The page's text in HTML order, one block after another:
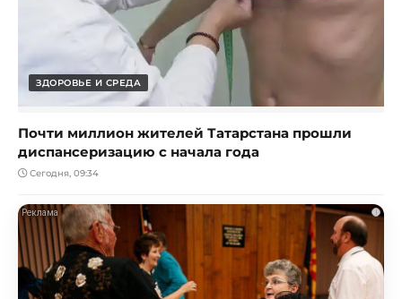
ЗДОРОВЬЕ И СРЕДА
Почти миллион жителей Татарстана прошли
диспансеризацию с начала года
Сегодня, 09:34
i